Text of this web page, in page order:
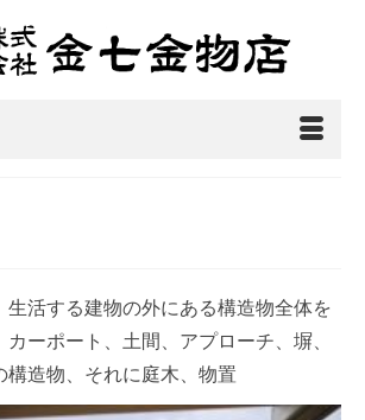
生活する建物の外にある構造物全体を
ーポート、土間、アプローチ、塀、
構造物、それに庭木、物置